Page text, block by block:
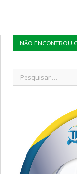
NÃO ENCONTROU